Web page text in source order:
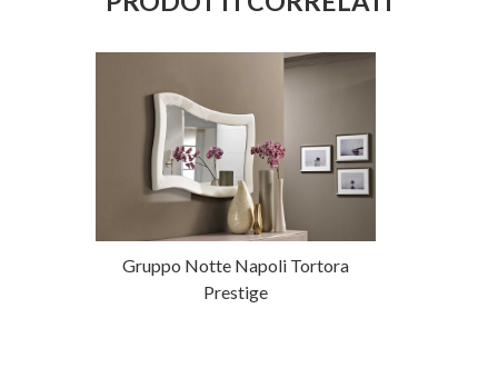
Gruppo Notte Napoli Tortora
Prestige